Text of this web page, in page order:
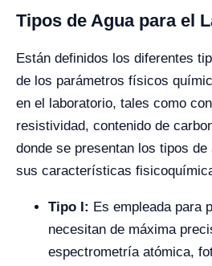
Tipos de Agua para el
Están definidos los diferentes
de los parámetros físicos
en el laboratorio, tales como
resistividad, contenido de
donde se presentan los tipos de
sus características
Tipo I: Es empleada para
necesitan de máxima
espectrometría atómica,